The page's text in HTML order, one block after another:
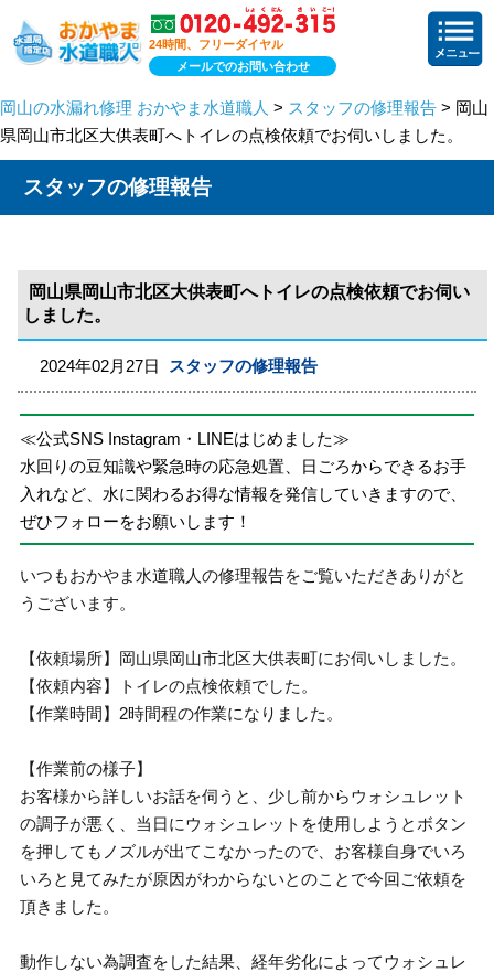
24時間、フリーダイヤル
メールでのお問い合わせ
岡山の水漏れ修理 おかやま水道職人 > スタッフの修理報告 > 岡山
県岡山市北区大供表町へトイレの点検依頼でお伺いしました。
スタッフの修理報告
岡山県岡山市北区大供表町へトイレの点検依頼でお伺い
しました。
2024年02月27日 スタッフの修理報告
≪公式SNS Instagram・LINEはじめました≫
水回りの豆知識や緊急時の応急処置、日ごろからできるお手
入れなど、水に関わるお得な情報を発信していきますので、
ぜひフォローをお願いします！
いつもおかやま水道職人の修理報告をご覧いただきありがと
うございます。
【依頼場所】岡山県岡山市北区大供表町にお伺いしました。
【依頼内容】トイレの点検依頼でした。
【作業時間】2時間程の作業になりました。
【作業前の様子】
お客様から詳しいお話を伺うと、少し前からウォシュレット
の調子が悪く、当日にウォシュレットを使用しようとボタン
を押してもノズルが出てこなかったので、お客様自身でいろ
いろと見てみたが原因がわからないとのことで今回ご依頼を
頂きました。
動作しない為調査をした結果、経年劣化によってウォシュレ